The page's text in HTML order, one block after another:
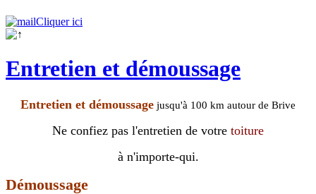
Cliquer ici
Entretien et démoussage
Entretien et démoussage jusqu'à 100 km autour de Brive
Ne confiez pas l'entretien de votre toiture
à n'importe-qui.
Démoussage